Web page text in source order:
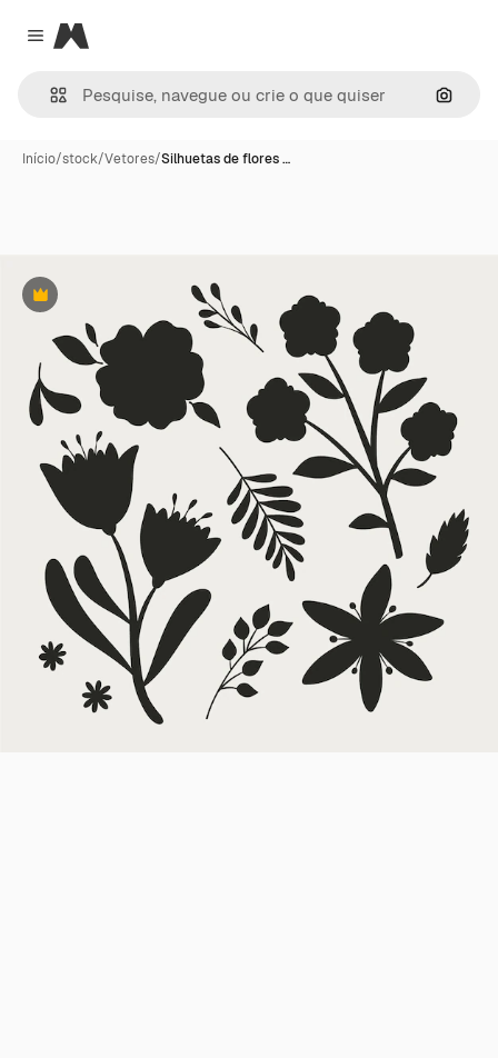
Close menu
Magnific
Início/stock/Vetores/Silhuetas de flores …
Premium